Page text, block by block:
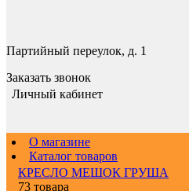
Партийный переулок, д. 1
Заказать звонок
Личный кабинет
О магазине
Каталог товаров
КРЕСЛО МЕШОК ГРУША
73 товара